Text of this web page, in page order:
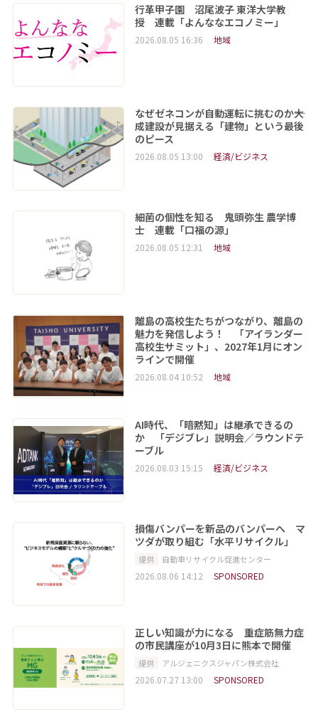
行革甲子園 沼尾波子 東洋大学教
授 連載「よんななエコノミー」
2026.08.05 16:36 地域
なぜゼネコンが自動運転に挑むのか――大
成建設が見据える「建物」という最後
のピース
2026.08.05 13:00 経済/ビジネス
細菌の個性を知る 鬼頭弥生 農学博
士 連載「口福の源」
2026.08.05 12:31 地域
離島の高校生たちがつながり、離島の
魅力を発信しよう！ 「アイランダー
高校生サミット」、2027年1月にオン
ラインで開催
2026.08.04 10:52 地域
AI時代、「暗黙知」は継承できるの
か 「デジブレ」説明会／ラウンドテ
ーブル
2026.08.03 15:15 経済/ビジネス
損傷バンパーを新品のバンパーへ マ
ツダが取り組む「水平リサイクル」
提供 自動車リサイクル促進センター
2026.08.06 14:12 SPONSORED
正しい知識が力になる 重症筋無力症
の市民講座が10月3日に熊本で開催
提供 アルジェニクスジャパン株式会社
2026.07.27 13:00 SPONSORED